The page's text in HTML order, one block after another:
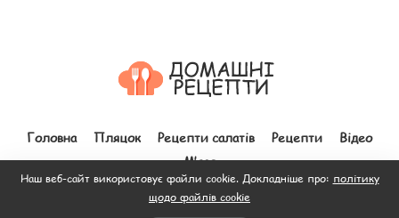
Головна Пляцок Рецепти салатів Рецепти
Відео
М’ясо
Наш веб-сайт використовує файли cookie. Докладніше про: політику
щодо файлів cookie